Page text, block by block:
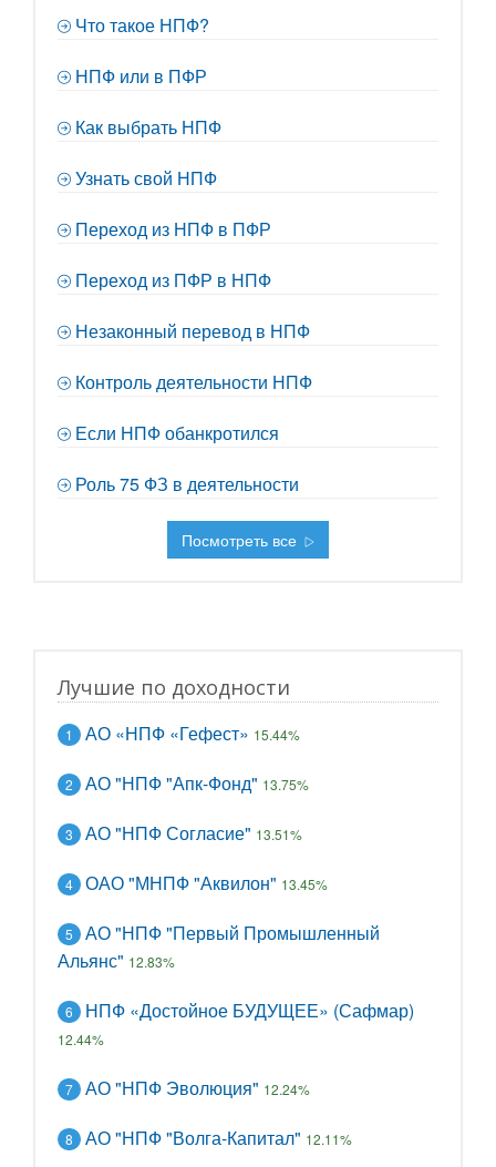
Что такое НПФ?
НПФ или в ПФР
Как выбрать НПФ
Узнать свой НПФ
Переход из НПФ в ПФР
Переход из ПФР в НПФ
Незаконный перевод в НПФ
Контроль деятельности НПФ
Если НПФ обанкротился
Роль 75 ФЗ в деятельности
Посмотреть все
Лучшие по доходности
1 АО «НПФ «Гефест» 15.44%
2 АО "НПФ "Апк-Фонд" 13.75%
3 АО "НПФ Согласие" 13.51%
4 ОАО "МНПФ "Аквилон" 13.45%
5
АО "НПФ "Первый Промышленный
Альянс" 12.83%
6 НПФ «Достойное БУДУЩЕЕ» (Сафмар)
12.44%
7 АО "НПФ Эволюция" 12.24%
8 АО "НПФ "Волга-Капитал" 12.11%